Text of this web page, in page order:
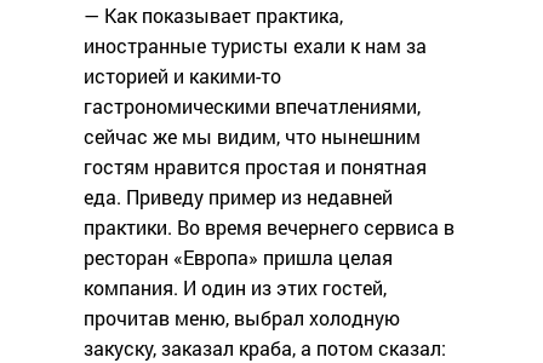
— Как показывает практика,
иностранные туристы ехали к нам за
историей и какими-то
гастрономическими впечатлениями,
сейчас же мы видим, что нынешним
гостям нравится простая и понятная
еда. Приведу пример из недавней
практики. Во время вечернего сервиса в
ресторан «Европа» пришла целая
компания. И один из этих гостей,
прочитав меню, выбрал холодную
закуску, заказал краба, а потом сказал: